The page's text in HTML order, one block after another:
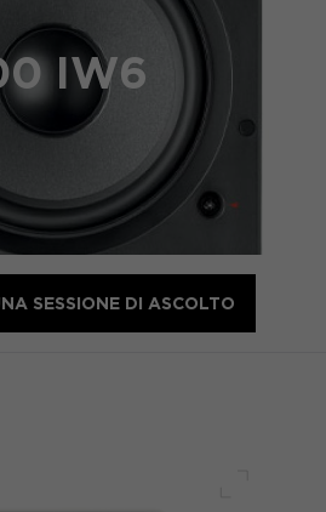
IW6
SESSIONE DI ASCOLTO